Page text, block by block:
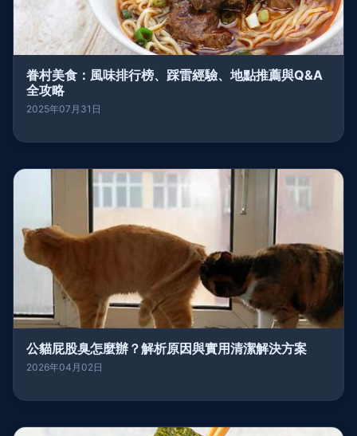
眷村美食：風味排行榜、踩雷經驗、地點推薦與Q&A
全攻略
2025年07月31日
公貓屁股臭怎麼辦？解析原因與實用清潔解決方案
2026年04月02日